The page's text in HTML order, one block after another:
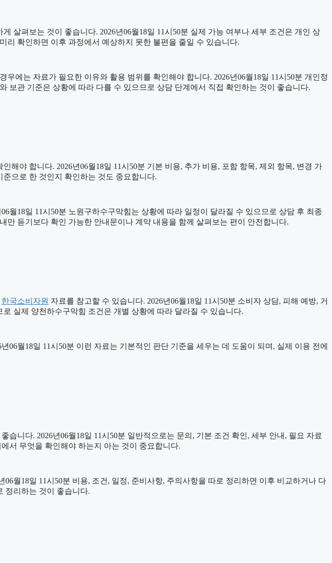
살펴보는 것이 좋습니다. 2026년06월18일 11시50분 실제 가능 여부나 세부 조건은 개인 상
리 확인하면 이후 과정에서 예상하지 못한 불편을 줄일 수 있습니다.
에는 자료가 필요한 이유와 활용 범위를 확인해야 합니다. 2026년06월18일 11시50분 개인정
보관 기준은 상황에 따라 다를 수 있으므로 상담 단계에서 직접 확인하는 것이 좋습니다.
야 합니다. 2026년06월18일 11시50분 기본 비용, 추가 비용, 포함 항목, 제외 항목, 변경 가
으로 한 것인지 확인하는 것도 중요합니다.
월18일 11시50분 노원구하수구막힘는 상황에 따라 일정이 달라질 수 있으므로 상담 후 최종
듣기보다 확인 가능한 안내문이나 계약 내용을 함께 살펴보는 편이 안전합니다.
한국소비자원 자료를 참고할 수 있습니다. 2026년06월18일 11시50분 소비자 상담, 피해 예방, 거
실제 양천하수구막힘 조건은 개별 상황에 따라 달라질 수 있습니다.
06월18일 11시50분 이런 자료는 기본적인 판단 기준을 세우는 데 도움이 되며, 실제 이용 전에
니다. 2026년06월18일 11시50분 일반적으로는 문의, 기본 조건 확인, 세부 안내, 필요 자료
서 무엇을 확인해야 하는지 아는 것이 중요합니다.
월18일 11시50분 비용, 조건, 일정, 준비사항, 주의사항을 따로 정리하면 이후 비교하거나 다
정리하는 것이 좋습니다.